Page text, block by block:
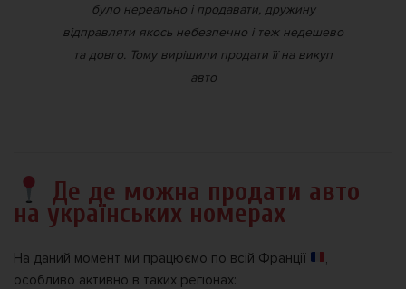
було нереально і продавати, дружину
відправляти якось небезпечно і теж недешево
та довго. Тому вирішили продати її на викуп
авто
Де де можна продати авто
на українських номерах
На даний момент ми працюємо по всій Франції
,
особливо активно в таких регіонах: